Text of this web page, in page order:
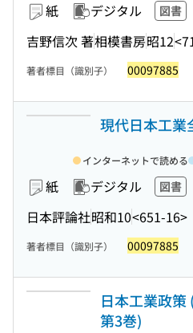
紙 デジタル 図書
吉野信次 著相模書房昭12
著者標目（識別子） 00097885
現代日本工業
紙 デジタル 図書
日本評論社昭和10<651-16>
インターネットで読める
著者標目（識別子） 00097885
日本工業政策
第3巻)